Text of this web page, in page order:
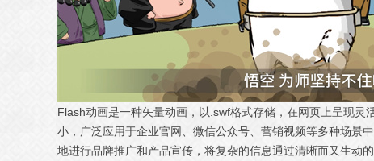
Flash动画是一种矢量动画，以.swf格式存储，在网页上呈现灵
小，广泛应用于企业官网、微信公众号、营销视频等多种场景
地进行品牌推广和产品宣传，将复杂的信息通过清晰而又生动的